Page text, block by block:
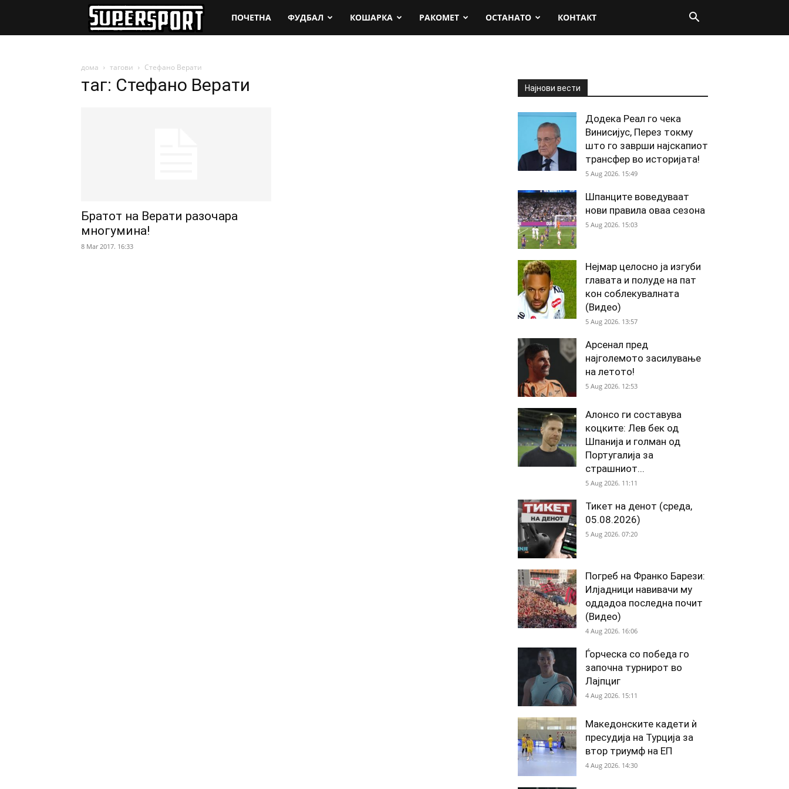
SuperSport.mk
ПОЧЕТНА ФУДБАЛ КОШАРКА РАКОМЕТ ОСТАНАТО КОНТАКТ
дома тагови Стефано Верати
таг: Стефано Верати
Братот на Верати разочара
многумина!
8 Mar 2017. 16:33
Најнови вести
Додека Реал го чека
Винисијус, Перез токму
што го заврши најскапиот
трансфер во историјата!
5 Aug 2026. 15:49
Шпанците воведуваат
нови правила оваа сезона
5 Aug 2026. 15:03
Нејмар целосно ја изгуби
главата и полуде на пат
кон соблекувалната
(Видео)
5 Aug 2026. 13:57
Арсенал пред
најголемото засилување
на летото!
5 Aug 2026. 12:53
Алонсо ги составува
коцките: Лев бек од
Шпанија и голман од
Португалија за
страшниот...
5 Aug 2026. 11:11
Тикет на денот (среда,
05.08.2026)
5 Aug 2026. 07:20
Погреб на Франко Барези:
Илјадници навивачи му
оддадоа последна почит
(Видео)
4 Aug 2026. 16:06
Ѓорческа со победа го
започна турнирот во
Лајпциг
4 Aug 2026. 15:11
Македонските кадети ѝ
пресудија на Турција за
втор триумф на ЕП
4 Aug 2026. 14:30